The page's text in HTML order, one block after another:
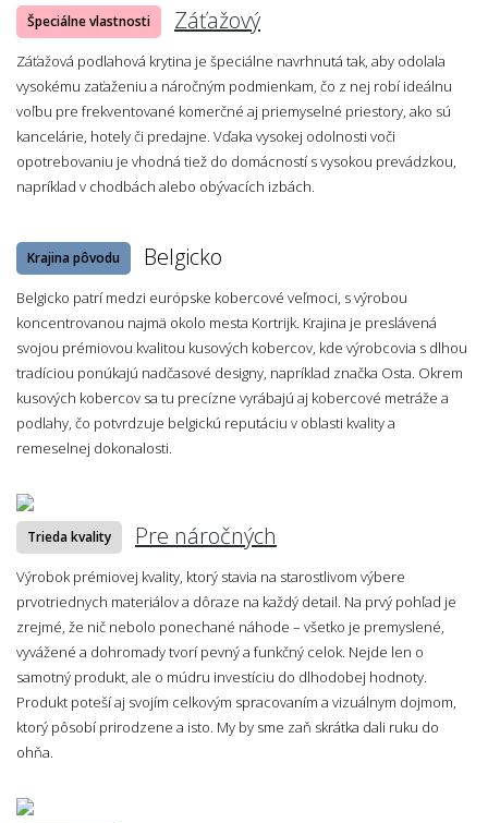
Špeciálne vlastnosti Záťažový
Záťažová podlahová krytina je špeciálne navrhnutá tak, aby odolala
vysokému zaťaženiu a náročným podmienkam, čo z nej robí ideálnu
voľbu pre frekventované komerčné aj priemyselné priestory, ako sú
kancelárie, hotely či predajne. Vďaka vysokej odolnosti voči
opotrebovaniu je vhodná tiež do domácností s vysokou prevádzkou,
napríklad v chodbách alebo obývacích izbách.
Krajina pôvodu Belgicko
Belgicko patrí medzi európske kobercové veľmoci, s výrobou
koncentrovanou najmä okolo mesta Kortrijk. Krajina je preslávená
svojou prémiovou kvalitou kusových kobercov, kde výrobcovia s dlhou
tradíciou ponúkajú nadčasové designy, napríklad značka Osta. Okrem
kusových kobercov sa tu precízne vyrábajú aj kobercové metráže a
podlahy, čo potvrdzuje belgickú reputáciu v oblasti kvality a
remeselnej dokonalosti.
Trieda kvality Pre náročných
Výrobok prémiovej kvality, ktorý stavia na starostlivom výbere
prvotriednych materiálov a dôraze na každý detail. Na prvý pohľad je
zrejmé, že nič nebolo ponechané náhode – všetko je premyslené,
vyvážené a dohromady tvorí pevný a funkčný celok. Nejde len o
samotný produkt, ale o múdru investíciu do dlhodobej hodnoty.
Produkt poteší aj svojím celkovým spracovaním a vizuálnym dojmom,
ktorý pôsobí prirodzene a isto. My by sme zaň skrátka dali ruku do
ohňa.